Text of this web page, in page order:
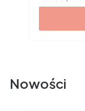
Nowości